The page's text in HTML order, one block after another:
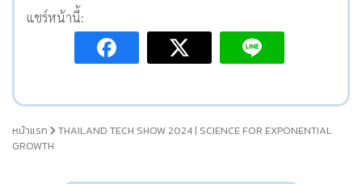
แชร์หน้านี้:
หน้าแรก
THAILAND TECH SHOW 2024 | SCIENCE FOR EXPONENTIAL
GROWTH